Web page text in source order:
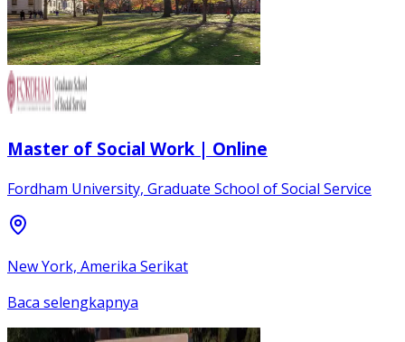
Master of Social Work | Online
Fordham University, Graduate School of Social Service
New York, Amerika Serikat
Baca selengkapnya